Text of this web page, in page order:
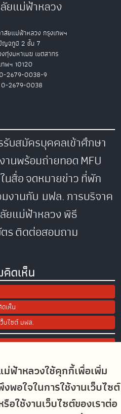
ฟ้าหลวงใช้คุกกี้เพื่อเพิ่ม
อใจในการใช้งานเว็บไซต์
ใช้งานเว็บไซต์ของเราต่อ
ยแม่ฟ้าหลวง
ลัยแม่ฟ้าหลวง กรุงเทพฯ
ญจภูมิ 2 ชั้น 7
ทุ่งมหาเมฆ เขตสาทร
ทพฯ 10120
2679-0038-9
0-2679-0038
รับสมัครบุคคลเข้าศึกษา
านพร้อมถ่ายทอดMFU
นสื่อจดหมายข่าวที่พัก
งานกับ มฟล.การบริจาค
ยแม่ฟ้าหลวงพิธี
รติดต่อสอบถาม
ดเห็น
เห็น
ว็บไซต์ มฟล.
Media